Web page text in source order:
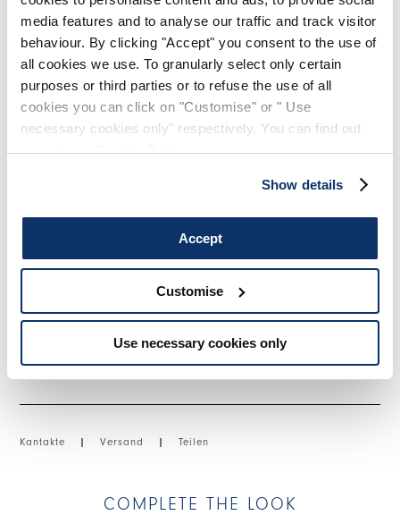
media features and to analyse our traffic and track visitor
behaviour. By clicking "Accept" you consent to the use of
all cookies we use. To granularly select only certain
purposes or third parties or to refuse the use of all
cookies you can click on "Customise" or " Use
necessary cookies only" respectively. You can find out
more in ourCookie Policy.
Show details
Accept
Customise
Use necessary cookies only
STILISTISCHE HINWEISE
Die Hose Lola spielt mit optischen Täuschungen, simuliert eine
"umgedrehte" Hose durch Details wie die vorn aufgesetzten
Taschen am unteren Ende des Beins und den durch
Gürtelschlaufen definierten Saum, die an den Bund erinnern.
Münztasche. Zwei umgedreht aufgesetzte Taschen am unteren
• Baumwoll-Lyocell-Drill, leichte Gewichtung, kompakter Griff.
EINZELHEITEN ZUM PRODUKT
Kantakte | Versand | Teilen
COMPLETE THE LOOK